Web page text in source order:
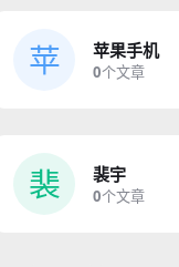
苹 苹果手机
0个文章
裴 裴宇
0个文章